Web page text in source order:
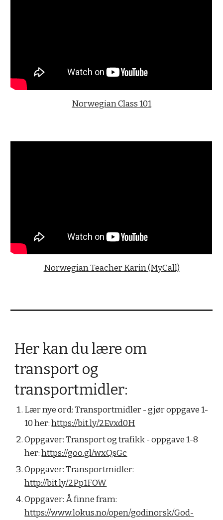
Norwegian Class 101
Norwegian Teacher Karin (MyCall)
Her kan du lære om
transport og
transportmidler:
Lær nye ord: Transportmidler - gjør oppgave 1-
10 her: https://bit.ly/2Evxd0H
Oppgaver: Transport og trafikk - oppgave 1-8
her: https://goo.gl/wxQsGc
http://bit.ly/2Pp1FOW
https://www.lokus.no/open/godinorsk/God-